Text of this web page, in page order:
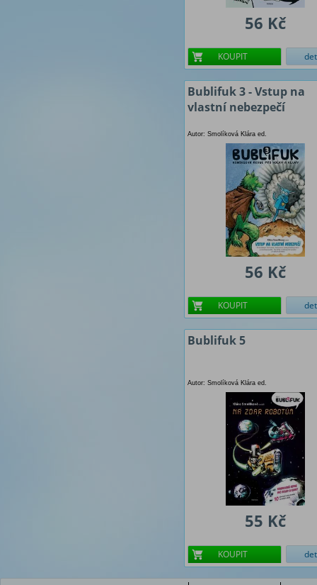
56 Kč
KOUPIT
Bublifuk 3 - Vstup na
vlastní nebezpečí
Autor: Smolíková Klára ed.
56 Kč
KOUPIT
Bublifuk 5
Autor: Smolíková Klára ed.
55 Kč
KOUPIT